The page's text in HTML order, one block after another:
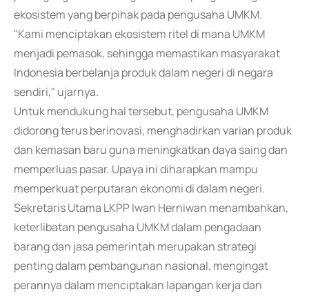
ekosistem yang berpihak pada pengusaha UMKM.
"Kami menciptakan ekosistem ritel di mana UMKM
menjadi pemasok, sehingga memastikan masyarakat
Indonesia berbelanja produk dalam negeri di negara
sendiri," ujarnya.
Untuk mendukung hal tersebut, pengusaha UMKM
didorong terus berinovasi, menghadirkan varian produk
dan kemasan baru guna meningkatkan daya saing dan
memperluas pasar. Upaya ini diharapkan mampu
memperkuat perputaran ekonomi di dalam negeri.
Sekretaris Utama LKPP Iwan Herniwan menambahkan,
keterlibatan pengusaha UMKM dalam pengadaan
barang dan jasa pemerintah merupakan strategi
penting dalam pembangunan nasional, mengingat
perannya dalam menciptakan lapangan kerja dan